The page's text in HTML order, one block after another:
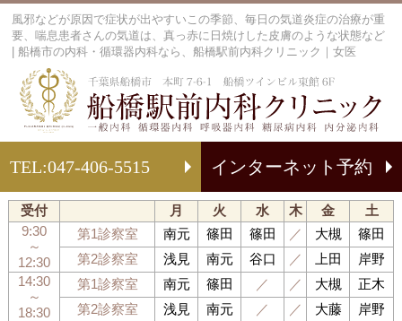
⾵邪などが原因で症状が出やすいこの季節、毎⽇の気道炎症の治療が重
要、喘息患者さんの気道は、真っ⾚に⽇焼けした⽪膚のような状態など
| 船橋市の内科・循環器内科なら、船橋駅前内科クリニック｜女医
TEL:047-406-5515 インターネット予約
受付 月 火 水 木 金
土
9:30
～
12:30
第1診察室 南元 篠田 篠田 ／ 大槻
篠田
第2診察室
浅見 南元 谷口 ／ 上田
岸野
14:30
～
18:30
第1診察室 南元 篠田 ／ ／ 大槻
正木
第2診察室
浅見 南元 ／ ／ 大藤 岸野